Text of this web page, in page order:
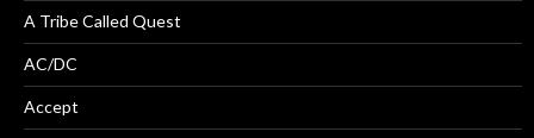
A Tribe Called Quest
AC/DC
Accept